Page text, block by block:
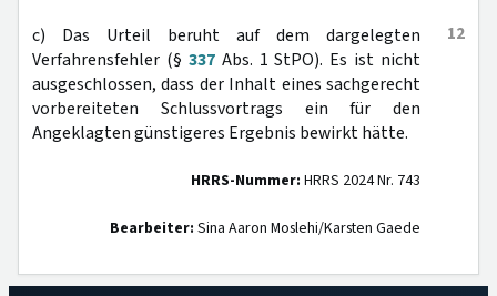
12
c) Das Urteil beruht auf dem dargelegten
Verfahrensfehler (§ 337Abs. 1 StPO). Es ist nicht
ausgeschlossen, dass der Inhalt eines sachgerecht
vorbereiteten Schlussvortrags ein für den
Angeklagten günstigeres Ergebnis bewirkt hätte.
HRRS-Nummer: HRRS 2024 Nr. 743
Bearbeiter: Sina Aaron Moslehi/Karsten Gaede